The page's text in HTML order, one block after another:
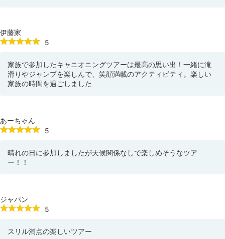
伊藤家
5
家族で参加したキャニオニングツアーは最高の思い出！一緒に滝
滑りやジャンプを楽しんで、笑顔満載のアクティビティ。楽しい
家族の時間を過ごしました
あーちゃん
5
晴れの日に参加しましたが天候関係なしで楽しめそうなツア
ー！！
ジャパン
5
スリル満点の楽しいツアー